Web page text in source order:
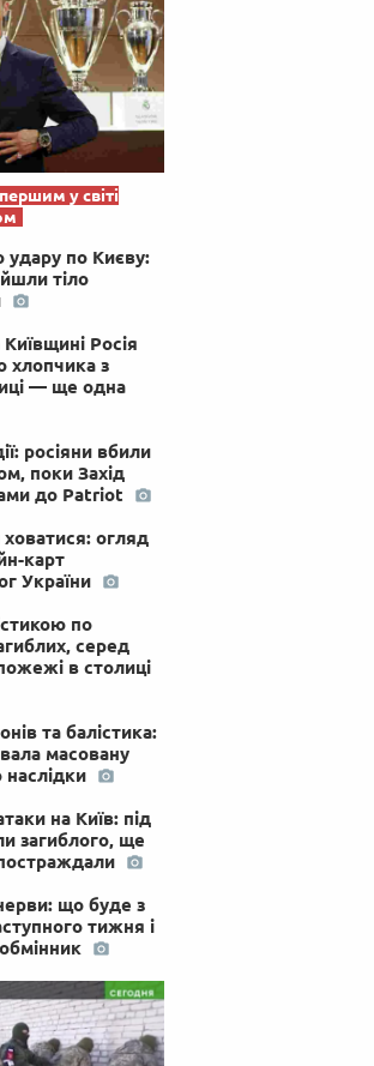
у світі
удару по Києву:
тіло
Росія
хлопчика з
— ще одна
росіяни вбили
поки Захід
до Patriot
огляд
карт
України
по
серед
в столиці
та балістика:
масовану
наслідки
на Київ: під
загиблого, ще
що буде з
тижня і